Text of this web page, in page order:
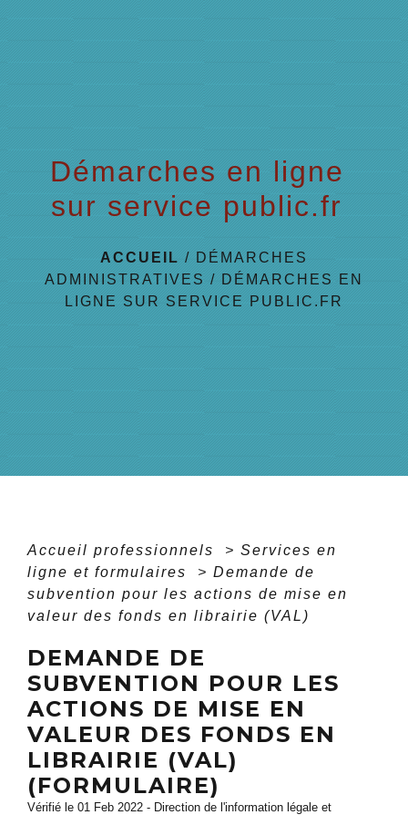
Démarches en ligne
sur service public.fr
ACCUEIL / DÉMARCHES
ADMINISTRATIVES / DÉMARCHES EN
LIGNE SUR SERVICE PUBLIC.FR
Accueil professionnels > Services en
ligne et formulaires
> Demande de
subvention pour les actions de mise en
valeur des fonds en librairie (VAL)
DEMANDE DE
SUBVENTION POUR LES
ACTIONS DE MISE EN
VALEUR DES FONDS EN
LIBRAIRIE (VAL)
(FORMULAIRE)
Vérifié le 01 Feb 2022 - Direction de l'information légale et